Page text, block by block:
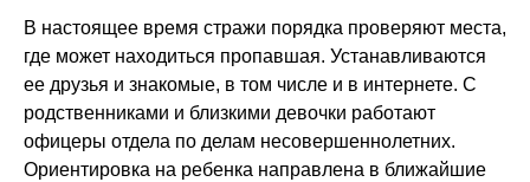
В настоящее время стражи порядка проверяют места,
где может находиться пропавшая. Устанавливаются
ее друзья и знакомые, в том числе и в интернете. С
родственниками и близкими девочки работают
офицеры отдела по делам несовершеннолетних.
Ориентировка на ребенка направлена в ближайшие